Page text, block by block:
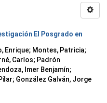
El Posgrado en
Enrique; Montes, Patricia;
Carlos; Padrón
Imer Benjamín;
; González Galván, Jorge